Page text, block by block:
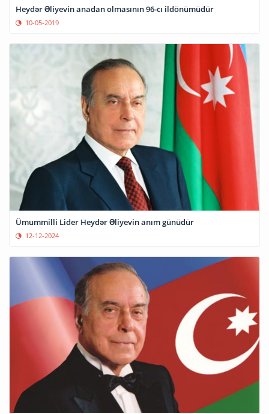
Heydər Əliyevin anadan olmasının 96-cı ildönümüdür
10-05-2019
Ümummilli Lider Heydər Əliyevin anım günüdür
12-12-2024